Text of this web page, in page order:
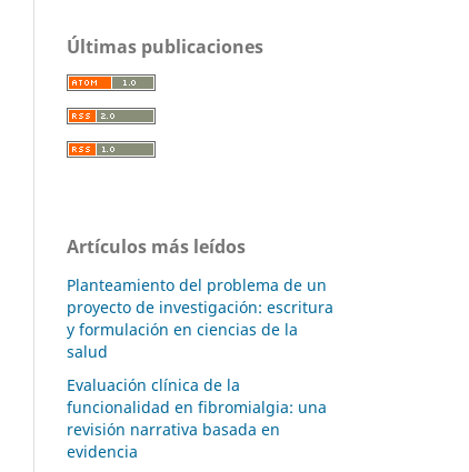
Últimas publicaciones
Artículos más leídos
Planteamiento del problema de un
proyecto de investigación: escritura
y formulación en ciencias de la
salud
Evaluación clínica de la
funcionalidad en fibromialgia: una
revisión narrativa basada en
evidencia